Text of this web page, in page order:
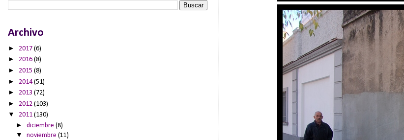
Archivo
► 2017 (6)
► 2016 (8)
► 2015 (8)
► 2014(51)
► 2013 (72)
► 2012 (103)
▼ 2011 (130)
►diciembre(8)
▼noviembre(11)